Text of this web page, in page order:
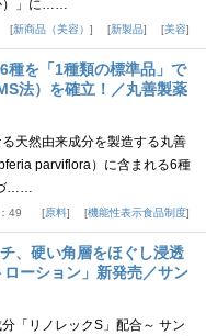
）」に……
新商品（美容） 新製品 美容
種を「1種類の標準品」で
法）を確立！／丸善製薬
天然由来成分を製造する丸善
parviflora）に含まれる6種
……
49 原料 機能性表示食品制度
、硬い角層をほぐし浸透
ローション」新発売／サン
「リノレックS」配合～ サン